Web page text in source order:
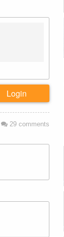
Login
29 comments